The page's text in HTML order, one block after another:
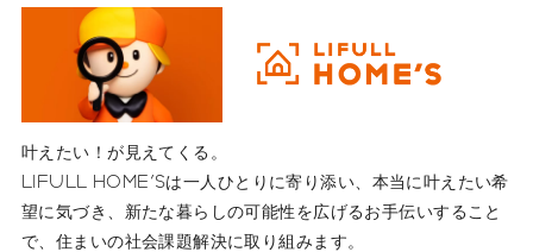
叶えたい！が見えてくる。
LIFULL HOME'Sは一人ひとりに寄り添い、本当に叶えたい希
望に気づき、新たな暮らしの可能性を広げるお手伝いすること
で、住まいの社会課題解決に取り組みます。